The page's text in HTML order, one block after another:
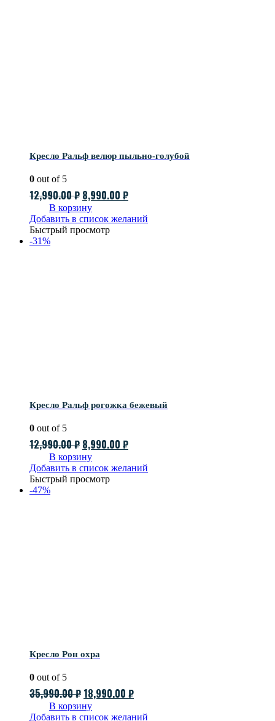
Кресло Ральф велюр пыльно-голубой
0 out of 5
12,990.00₽ Первоначальная
цена
составляла
12,990.00 ₽.
8,990.00 ₽Текущая
8,990.00 ₽.
В корзину
Добавить в список желаний
Быстрый просмотр
-31%
Кресло Ральф рогожка бежевый
0 out of 5
12,990.00₽ Первоначальная
цена
составляла
12,990.00 ₽.
8,990.00 ₽Текущая
8,990.00 ₽.
В корзину
Добавить в список желаний
Быстрый просмотр
-47%
Кресло Рон охра
0 out of 5
35,990.00₽ Первоначальная
цена
18,990.00 ₽Текущая
В корзину
Добавить в список желаний